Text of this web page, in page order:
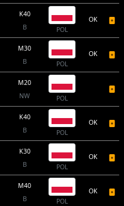
K40
B
POL
OK
M30
B
POL
OK
M20
NW
POL
K40
B
POL
OK
K30
B
POL
OK
M40
B
POL
OK